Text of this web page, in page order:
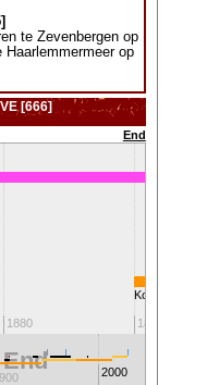
te Zevenbergen op
Haarlemmermeer op
[666]
End
1880 1890
Koningin
2000
End